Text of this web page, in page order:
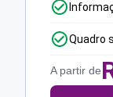
Quadro
A partir de